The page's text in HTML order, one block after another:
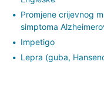
Promjene crijevnog
simptoma
Impetigo
Lepra (guba,